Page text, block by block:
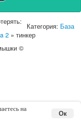
Категория: База
2 » тинкер
©